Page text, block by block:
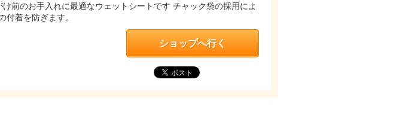
前のお手入れに最適なウェットシートです チャック袋の採用によ
付着を防ぎます。
ショップへ行く